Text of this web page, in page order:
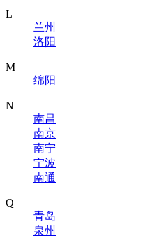
L
兰州
洛阳
M
绵阳
N
南昌
南京
南宁
宁波
南通
Q
青岛
泉州